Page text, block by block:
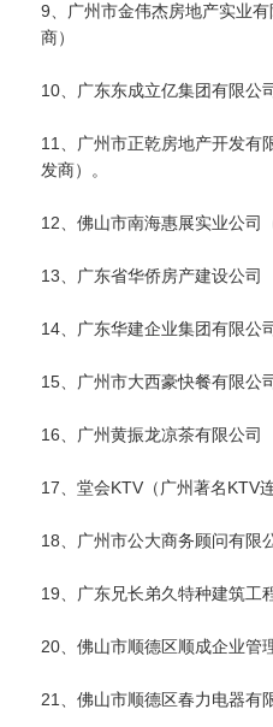
9、广州市金伟杰房地产实业
商）
10、广东东成立亿集团有限公
11、广州市正乾房地产开发有
发商）。
12、佛山市南海惠展实业公司
13、广东省华侨房产建设公司
14、广东华建企业集团有限公
15、广州市大西豪快餐有限公
16、广州黄振龙凉茶有限公司
17、堂会KTV（广州著名KTV
18、广州市公大商务顾问有限
19、广东兄长弟久特种建筑工
20、佛山市顺德区顺成企业管
21、佛山市顺德区春力电器有